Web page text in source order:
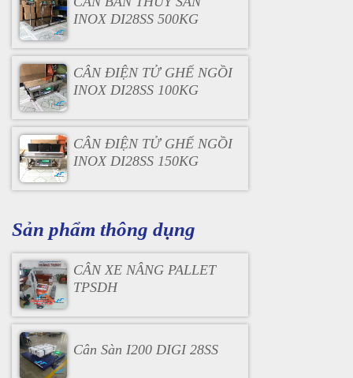
INOX DI28SS 500KG
CÂN ĐIỆN TỬ GHẾ NGỒI
INOX DI28SS 100KG
CÂN ĐIỆN TỬ GHẾ NGỒI
INOX DI28SS 150KG
Sản phẩm thông dụng
CÂN XE NÂNG PALLET
TPSDH
Cân Sàn I200 DIGI 28SS